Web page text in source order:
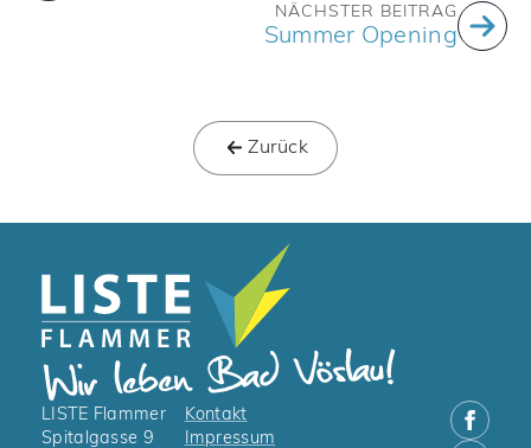
NÄCHSTER BEITRAG
Summer Opening
Zurück
LISTE Flammer
Spitalgasse 9
Kontakt
Impressum